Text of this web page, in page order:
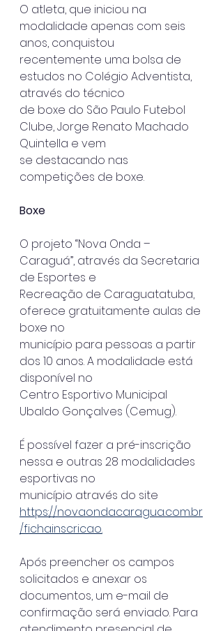
O atleta, que iniciou na
modalidade apenas com seis
anos, conquistou
recentemente uma bolsa de
estudos no Colégio Adventista,
através do técnico
de boxe do São Paulo Futebol
Clube, Jorge Renato Machado
Quintella e vem
se destacando nas
competições de boxe.
Boxe
O projeto “Nova Onda –
Caraguá”, através da Secretaria
de Esportes e
Recreação de Caraguatatuba,
oferece gratuitamente aulas de
boxe no
município para pessoas a partir
dos 10 anos. A modalidade está
disponível no
Centro Esportivo Municipal
Ubaldo Gonçalves (Cemug).
É possível fazer a pré-inscrição
nessa e outras 28 modalidades
esportivas no
município através do site
https://novaondacaragua.com.br
/fichainscricao.
Após preencher os campos
solicitados e anexar os
documentos, um e-mail de
confirmação será enviado. Para